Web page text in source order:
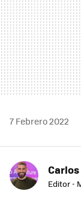
7 Febrero 2022
Editor -